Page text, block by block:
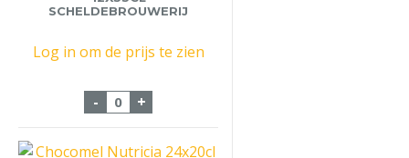
SCHELDEBROUWERIJ
Log in om de prijs te zien
- Lamme Goedzak 12x33cl
+